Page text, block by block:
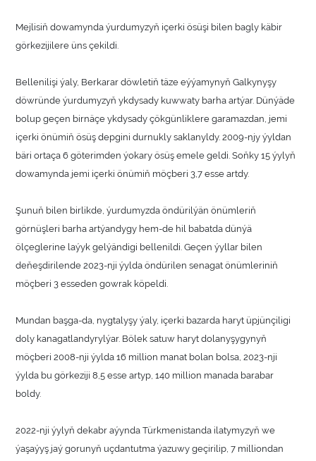
Mejlisiň dowamynda ýurdumyzyň içerki ösüşi bilen bagly käbir
görkezijilere üns çekildi.
Bellenilişi ýaly, Berkarar döwletiň täze eýýamynyň Galkynyşy
döwründe ýurdumyzyň ykdysady kuwwaty barha artýar. Dünýäde
bolup geçen birnäçe ykdysady çökgünliklere garamazdan, jemi
içerki önümiň ösüş depgini durnukly saklanyldy. 2009-njy ýyldan
bäri ortaça 6 göterimden ýokary ösüş emele geldi. Soňky 15 ýylyň
dowamynda jemi içerki önümiň möçberi 3,7 esse artdy.
Şunuň bilen birlikde, ýurdumyzda öndürilýän önümleriň
görnüşleri barha artýandygy hem-de hil babatda dünýä
ölçeglerine laýyk gelýändigi bellenildi. Geçen ýyllar bilen
deňeşdirilende 2023-nji ýylda öndürilen senagat önümleriniň
möçberi 3 esseden gowrak köpeldi.
Mundan başga-da, nygtalyşy ýaly, içerki bazarda haryt üpjünçiligi
doly kanagatlandyrylýar. Bölek satuw haryt dolanyşygynyň
möçberi 2008-nji ýylda 16 million manat bolan bolsa, 2023-nji
ýylda bu görkeziji 8,5 esse artyp, 140 million manada barabar
boldy.
2022-nji ýylyň dekabr aýynda Türkmenistanda ilatymyzyň we
ýaşaýyş jaý gorunyň uçdantutma ýazuwy geçirilip, 7 milliondan